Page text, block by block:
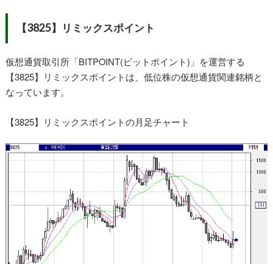
【3825】リミックスポイント
仮想通貨取引所「BITPOINT(ビットポイント)」を運営する
【3825】リミックスポイントは、低位株の仮想通貨関連銘柄と
なっています。
【3825】リミックスポイントの月足チャート